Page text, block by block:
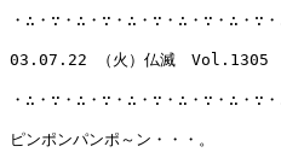
・∴・∵・∴・∵・∴・∵・∴・∵・∴・∵
03.07.22 （火）仏滅　Vol.1305
・∴・∵・∴・∵・∴・∵・∴・∵・∴・∵
ピンポンパンポ～ン・・・。